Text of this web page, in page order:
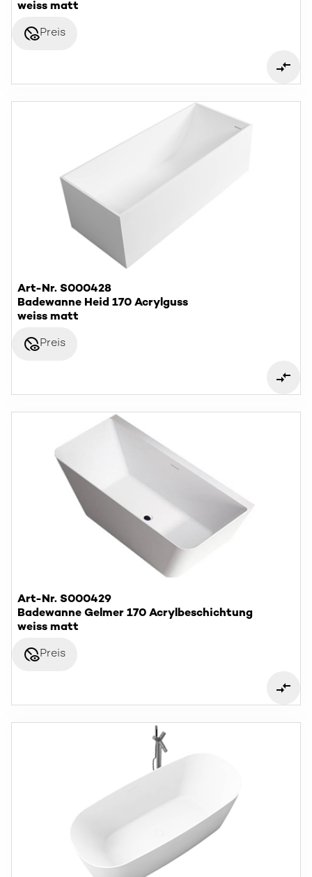
weiss matt
disabled_visiblePreis
Art-Nr. S000428
Badewanne Heid 170 Acrylguss
weiss matt
disabled_visiblePreis
Art-Nr. S000429
Badewanne Gelmer 170 Acrylbeschichtung
weiss matt
disabled_visiblePreis